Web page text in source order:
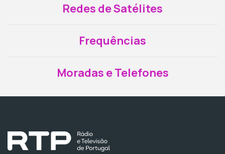
Redes de Satélites
Frequências
Moradas e Telefones